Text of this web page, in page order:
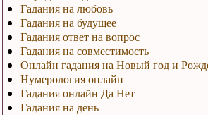
Гадания на любовь
Гадания на будущее
Гадания ответ на вопрос
Гадания на совместимость
Онлайн гадания на Новый год и
Нумерология онлайн
Гадания онлайн Да Нет
Гадания на день